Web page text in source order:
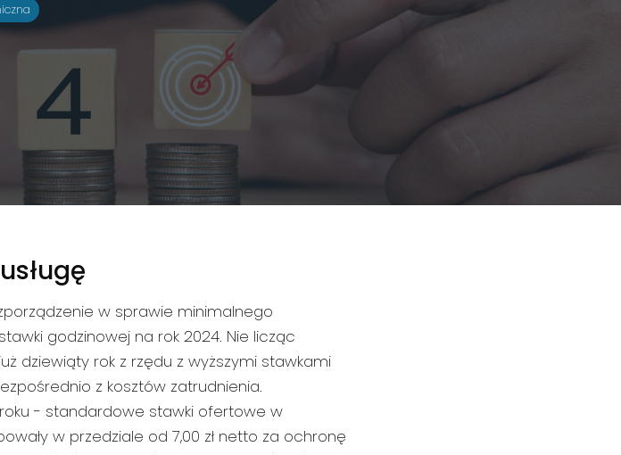
Zakłady produkcyjne i usługowe
w sprawie minimalnego
godzinowej na rok 2024. Nie licząc
dziewiąty rok z rzędu z wyższymi stawkami
z kosztów zatrudnienia.
- standardowe stawki ofertowe w
w przedziale od 7,00 zł netto za ochronę